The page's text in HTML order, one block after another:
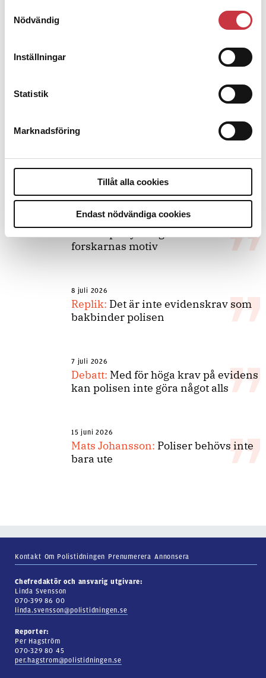
Nödvändig
Inställningar
Statistik
Marknadsföring
Tillåt alla cookies
Endast nödvändiga cookies
Snart 20 år i tjänst
– nu ska han lära sig grunderna
Polisregionen erkänner fel: ”Kommer
Slutreplik:Det handlar om
forskarnas motiv
8 juli 2026
Replik: Det är inte evidenskrav som
bakbinder polisen
7 juli 2026
Debatt: Med för höga krav på evidens
kan polisen inte göra något alls
15 juni 2026
Mats Johansson: Poliser behövs inte
bara ute
Kontakt Om Polistidningen Prenumerera Annonsera
Chefredaktör och ansvarig utgivare:
Linda Svensson
070-399 86 00
linda.svensson@polistidningen.se
Reporter:
Per Hagström
070-329 80 45
per.hagstrom@polistidningen.se